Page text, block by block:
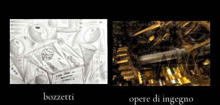
bozzetti opere di ingegno